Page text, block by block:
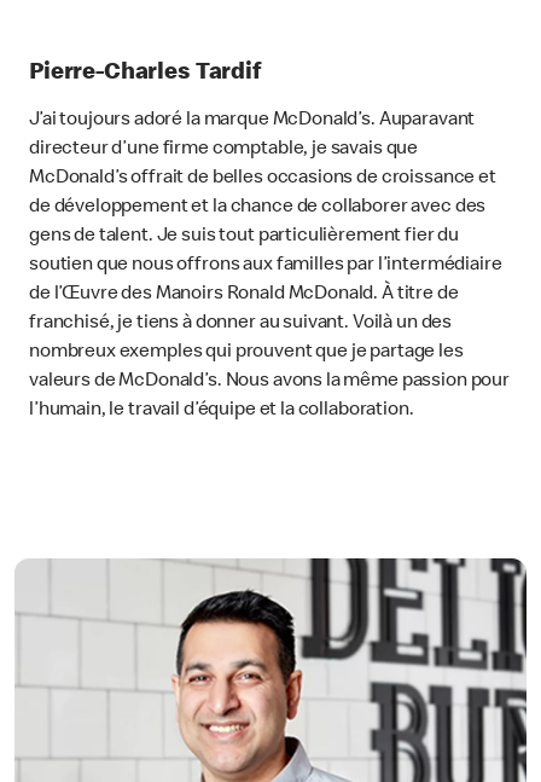
Pierre-Charles Tardif
J’ai toujours adoré la marque McDonald’s. Auparavant
directeur d’une firme comptable, je savais que
McDonald’s offrait de belles occasions de croissance et
de développement et la chance de collaborer avec des
gens de talent. Je suis tout particulièrement fier du
soutien que nous offrons aux familles par l’intermédiaire
de l’Œuvre des Manoirs Ronald McDonald. À titre de
franchisé, je tiens à donner au suivant. Voilà un des
nombreux exemples qui prouvent que je partage les
valeurs de McDonald’s. Nous avons la même passion pour
l’humain, le travail d’équipe et la collaboration.